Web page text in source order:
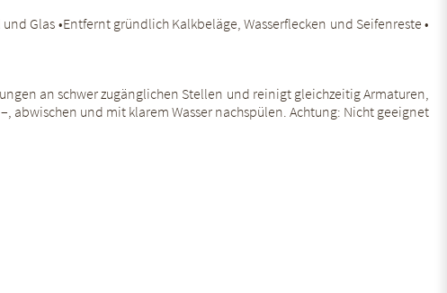
Glas •Entfernt gründlich Kalkbeläge, Wasserflecken und Seifenreste •
an schwer zugänglichen Stellen und reinigt gleichzeitig Armaturen,
abwischen und mit klarem Wasser nachspülen. Achtung: Nicht geeignet